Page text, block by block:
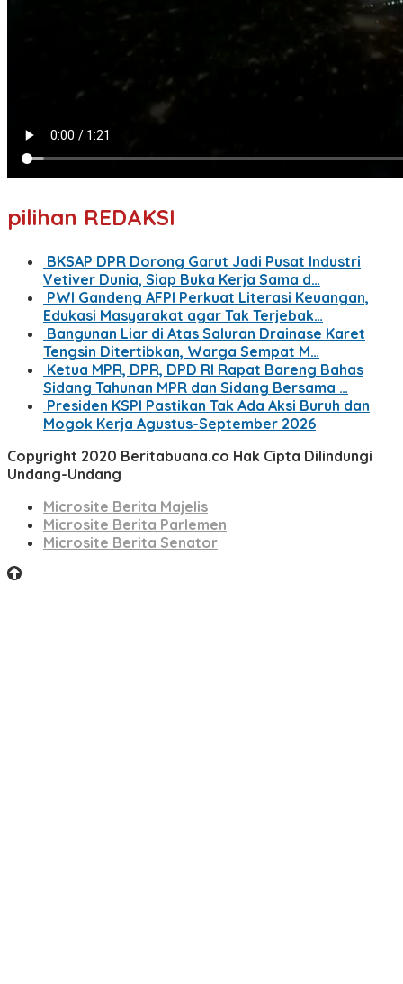
pilihan REDAKSI
BKSAP DPR Dorong Garut Jadi Pusat Industri
Vetiver Dunia, Siap Buka Kerja Sama d…
PWI Gandeng AFPI Perkuat Literasi Keuangan,
Edukasi Masyarakat agar Tak Terjebak…
Bangunan Liar di Atas Saluran Drainase Karet
Tengsin Ditertibkan, Warga Sempat M…
Ketua MPR, DPR, DPD RI Rapat Bareng Bahas
Sidang Tahunan MPR dan Sidang Bersama …
Presiden KSPI Pastikan Tak Ada Aksi Buruh dan
Mogok Kerja Agustus-September 2026
Copyright 2020 Beritabuana.co Hak Cipta Dilindungi
Undang-Undang
Microsite Berita Majelis
Microsite Berita Parlemen
Microsite Berita Senator